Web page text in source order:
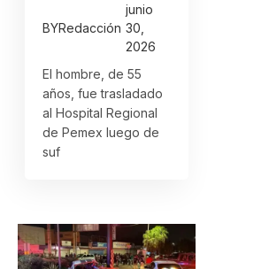
BYRedacción
junio
30,
2026
El hombre, de 55
años, fue trasladado
al Hospital Regional
de Pemex luego de
suf